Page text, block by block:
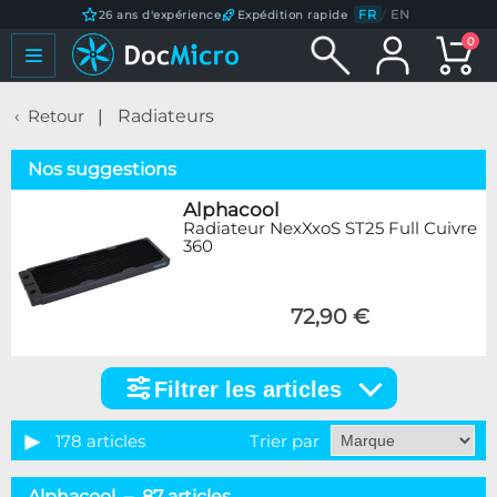
26 ans d'expérience Expédition rapide FR / EN
0
Retour Radiateurs
Nos suggestions
Alphacool
Radiateur NexXxoS ST25 Full Cuivre
360
72,90 €
articles
Catégorie
Filtrer les articles
178 articles Trier par